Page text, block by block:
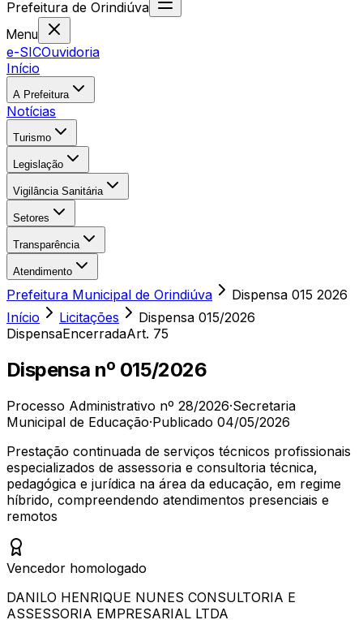
Prefeitura de Orindiúva
Menu
e-SICOuvidoria
Início
A Prefeitura
Notícias
Turismo
Legislação
Vigilância Sanitária
Setores
Transparência
Atendimento
Prefeitura Municipal de Orindiúva
Dispensa 015 2026
Início
Licitações Dispensa 015/2026
DispensaEncerradaArt. 75
Dispensa nº 015/2026
Processo Administrativo nº 28/2026·Secretaria
Municipal de Educação·Publicado 04/05/2026
Prestação continuada de serviços técnicos profissionais
especializados de assessoria e consultoria técnica,
pedagógica e jurídica na área da educação, em regime
híbrido, compreendendo atendimentos presenciais e
remotos
Vencedor homologado
DANILO HENRIQUE NUNES CONSULTORIA E
ASSESSORIA EMPRESARIAL LTDA